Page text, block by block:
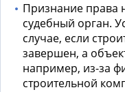
Признание права
судебный орган.
случае, если
завершен, а
например, из-за
строительной